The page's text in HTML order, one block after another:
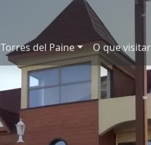
Torres del Paine O que visitar